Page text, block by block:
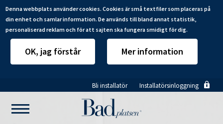
Denna webbplats använder cookies. Cookies är små textfiler som placeras på
din enhet och samlar information. De används till bland annat statistik,
personaliserad reklam och för att sajten ska fungera smidigt för dig.
OK, jag förstår Mer information
till
huvudinnehåll
Bli installatör Installatörsinloggning